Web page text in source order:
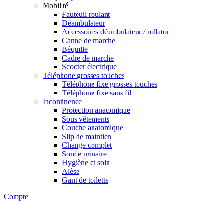
Mobilité
Fauteuil roulant
Déambulateur
Accessoires déambulateur / rollator
Canne de marche
Béquille
Cadre de marche
Scooter électrique
Téléphone grosses touches
Téléphone fixe grosses touches
Téléphone fixe sans fil
Incontinence
Protection anatomique
Sous vêtements
Couche anatomique
Slip de maintien
Change complet
Sonde urinaire
Hygiène et soin
Alèse
Gant de toilette
Compte